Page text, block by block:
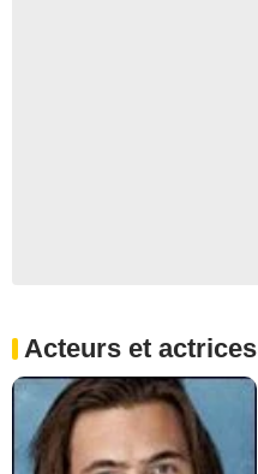
Acteurs et actrices